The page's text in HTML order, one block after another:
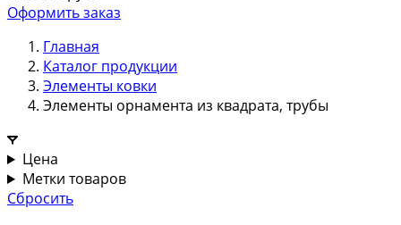
Оформить заказ
Главная
Каталог продукции
Элементы ковки
Элементы орнамента из квадрата, трубы
Цена
Метки товаров
Сбросить